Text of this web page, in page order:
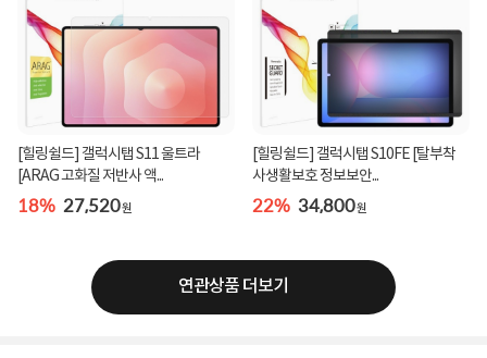
[힐링쉴드] 갤럭시탭 S11 울트라
[ARAG 고화질 저반사 액...
18% 27,520원
[힐링쉴드] 갤럭시탭 S10FE [탈부착
사생활보호 정보보안...
22% 34,800원
연관상품 더보기